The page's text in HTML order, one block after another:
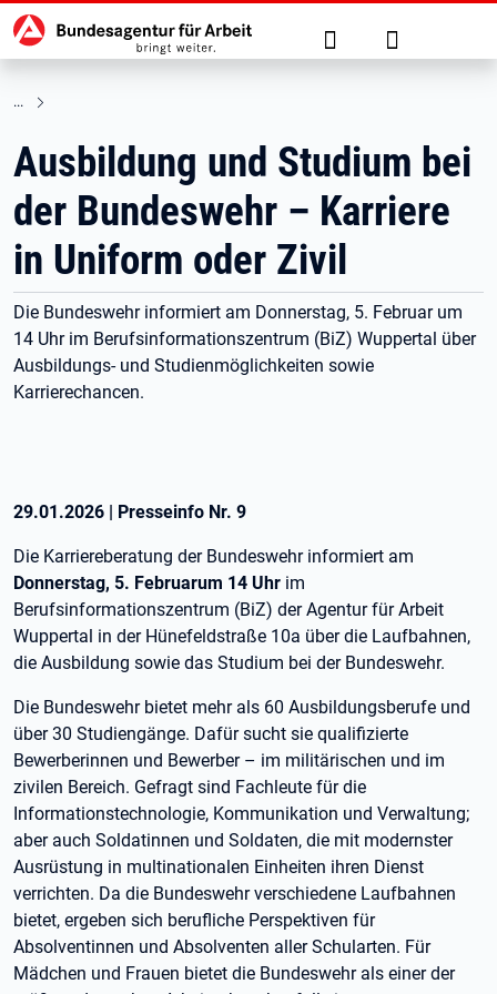
zu den Hauptinhalten springen
Hauptnavigation Suche Anmelden
Ausbildung und Studium bei
der Bundeswehr – Karriere
in Uniform oder Zivil
Die Bundeswehr informiert am Donnerstag, 5. Februar um
14 Uhr im Berufsinformationszentrum (BiZ) Wuppertal über
Ausbildungs- und Studienmöglichkeiten sowie
Karrierechancen.
29.01.2026 | Presseinfo Nr. 9
Die Karriereberatung der Bundeswehr informiert am
Donnerstag, 5. Februarum 14 Uhr im
Berufsinformationszentrum (BiZ) der Agentur für Arbeit
Wuppertal in der Hünefeldstraße 10a über die Laufbahnen,
die Ausbildung sowie das Studium bei der Bundeswehr.
Die Bundeswehr bietet mehr als 60 Ausbildungsberufe und
über 30 Studiengänge. Dafür sucht sie qualifizierte
Bewerberinnen und Bewerber – im militärischen und im
zivilen Bereich. Gefragt sind Fachleute für die
Informationstechnologie, Kommunikation und Verwaltung;
aber auch Soldatinnen und Soldaten, die mit modernster
Ausrüstung in multinationalen Einheiten ihren Dienst
verrichten. Da die Bundeswehr verschiedene Laufbahnen
bietet, ergeben sich berufliche Perspektiven für
Absolventinnen und Absolventen aller Schularten. Für
Mädchen und Frauen bietet die Bundeswehr als einer der